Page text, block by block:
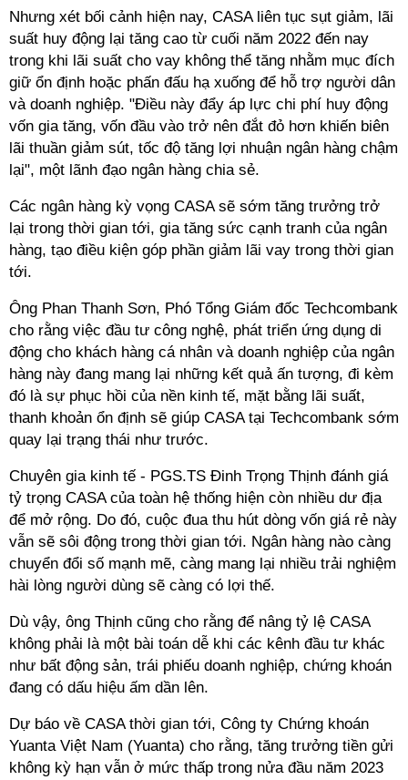
Nhưng xét bối cảnh hiện nay, CASA liên tục sụt giảm, lãi
suất huy động lại tăng cao từ cuối năm 2022 đến nay
trong khi lãi suất cho vay không thể tăng nhằm mục đích
giữ ổn định hoặc phấn đấu hạ xuống để hỗ trợ người dân
và doanh nghiệp. "Điều này đẩy áp lực chi phí huy động
vốn gia tăng, vốn đầu vào trở nên đắt đỏ hơn khiến biên
lãi thuần giảm sút, tốc độ tăng lợi nhuận ngân hàng chậm
lại", một lãnh đạo ngân hàng chia sẻ.
Các ngân hàng kỳ vọng CASA sẽ sớm tăng trưởng trở
lại trong thời gian tới, gia tăng sức cạnh tranh của ngân
hàng, tạo điều kiện góp phần giảm lãi vay trong thời gian
tới.
Ông Phan Thanh Sơn, Phó Tổng Giám đốc Techcombank
cho rằng việc đầu tư công nghệ, phát triển ứng dụng di
động cho khách hàng cá nhân và doanh nghiệp của ngân
hàng này đang mang lại những kết quả ấn tượng, đi kèm
đó là sự phục hồi của nền kinh tế, mặt bằng lãi suất,
thanh khoản ổn định sẽ giúp CASA tại Techcombank sớm
quay lại trạng thái như trước.
Chuyên gia kinh tế - PGS.TS Đinh Trọng Thịnh đánh giá
tỷ trọng CASA của toàn hệ thống hiện còn nhiều dư địa
để mở rộng. Do đó, cuộc đua thu hút dòng vốn giá rẻ này
vẫn sẽ sôi động trong thời gian tới. Ngân hàng nào càng
chuyển đổi số mạnh mẽ, càng mang lại nhiều trải nghiệm
hài lòng người dùng sẽ càng có lợi thế.
Dù vậy, ông Thịnh cũng cho rằng để nâng tỷ lệ CASA
không phải là một bài toán dễ khi các kênh đầu tư khác
như bất động sản, trái phiếu doanh nghiệp, chứng khoán
đang có dấu hiệu ấm dần lên.
Dự báo về CASA thời gian tới, Công ty Chứng khoán
Yuanta Việt Nam (Yuanta) cho rằng, tăng trưởng tiền gửi
không kỳ hạn vẫn ở mức thấp trong nửa đầu năm 2023